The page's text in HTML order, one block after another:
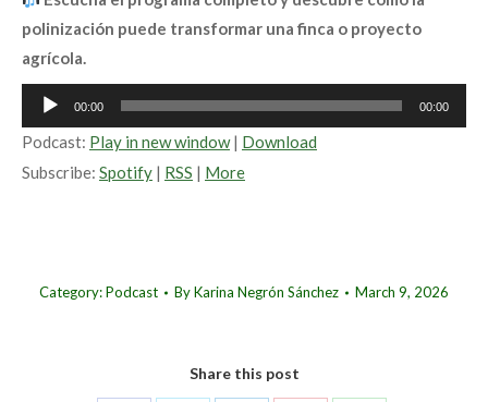
polinización puede transformar una finca o proyecto
agrícola.
Audio
Player
00:00 00:00
Podcast: Play in new window| Download
Subscribe: Spotify | RSS | More
Category:Podcast ByKarina Negrón Sánchez March 9, 2026
Share this post